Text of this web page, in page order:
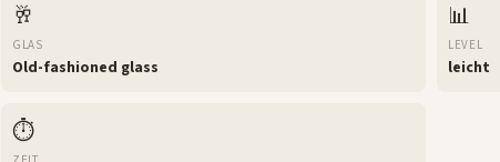
🥂
GLAS
Old-fashioned glass
📊
LEVEL
leicht
⏱️